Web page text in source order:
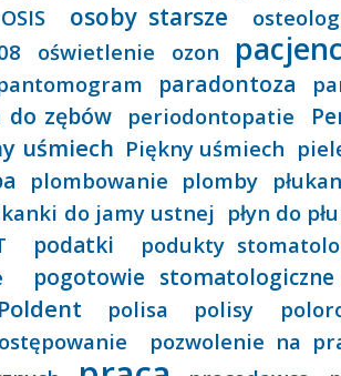
OSIS osoby starsze
oświetlenie ozon
paradontoza
do zębów periodontopatie
uśmiech Piękny uśmiech
plombowanie plomby
do jamy ustnej płyn do
podatki
podukty
pogotowie stomatologiczne
Poldent polisa polisy
pozwolenie na